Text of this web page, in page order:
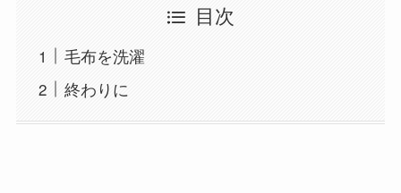
目次
毛布を洗濯
終わりに